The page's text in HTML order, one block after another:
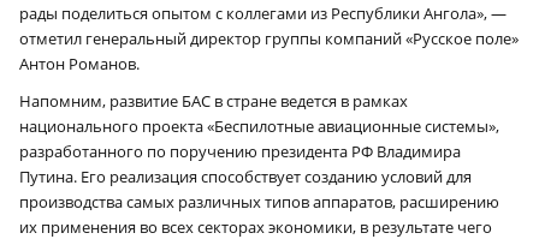
рады поделиться опытом с коллегами из Республики Ангола», —
отметил генеральный директор группы компаний «Русское поле»
Антон Романов.
Напомним, развитие БАС в стране ведется в рамках
национального проекта «Беспилотные авиационные системы»,
разработанного по поручению президента РФ Владимира
Путина. Его реализация способствует созданию условий для
производства самых различных типов аппаратов, расширению
их применения во всех секторах экономики, в результате чего